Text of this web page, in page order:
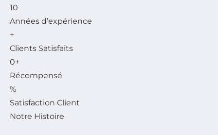
10
Années d’expérience
+
Clients Satisfaits
0+
Récompensé
%
Satisfaction Client
Notre Histoire